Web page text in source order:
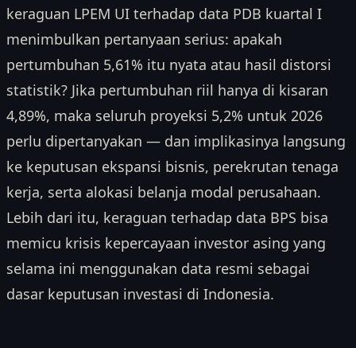
keraguan LPEM UI terhadap data PDB kuartal I
menimbulkan pertanyaan serius: apakah
pertumbuhan 5,61% itu nyata atau hasil distorsi
statistik? Jika pertumbuhan riil hanya di kisaran
4,89%, maka seluruh proyeksi 5,2% untuk 2026
perlu dipertanyakan — dan implikasinya langsung
ke keputusan ekspansi bisnis, perekrutan tenaga
kerja, serta alokasi belanja modal perusahaan.
Lebih dari itu, keraguan terhadap data BPS bisa
memicu krisis kepercayaan investor asing yang
selama ini menggunakan data resmi sebagai
dasar keputusan investasi di Indonesia.